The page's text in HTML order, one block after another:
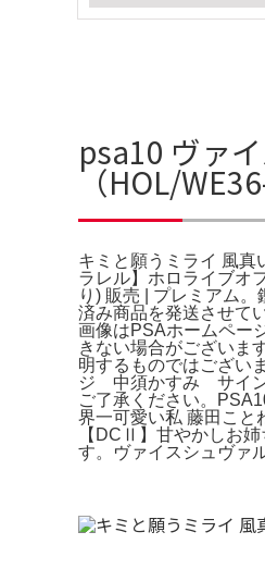
psa10 ヴァ
（HOL/
キミと願うミライ 風真
ラレル】ホロライブオ
り) 販売 | プレミアム
済み商品を発送させ
画像はPSAホームペー
きない場合がございま
明するものではござい
ジ 中須かすみ サイン
ご了承ください。
界一可愛い私 藤田こ
【DCⅡ】甘やかしお
す。ヴァイスシュヴ